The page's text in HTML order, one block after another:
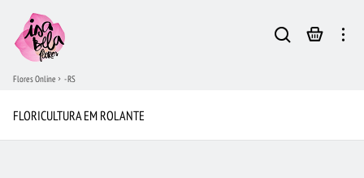
Flores Online - RS
FLORICULTURA EM ROLANTE